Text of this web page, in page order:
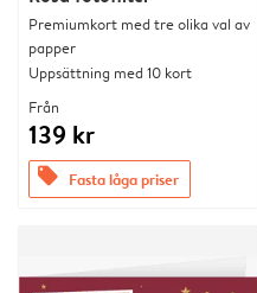
Premiumkort med tre olika val av
papper
Uppsättning med 10 kort
Från
139 kr
offers Fasta låga priser